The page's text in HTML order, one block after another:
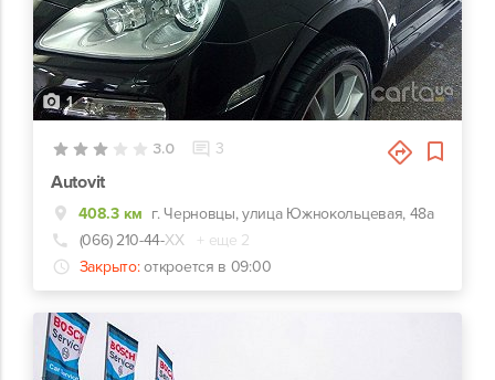
1
3.0 3
Autovit
408.3 км г. Черновцы, улица Южнокольцевая, 48а
(066) 210-44-ХХ
+ еще 2
Закрыто: откроется в 09:00